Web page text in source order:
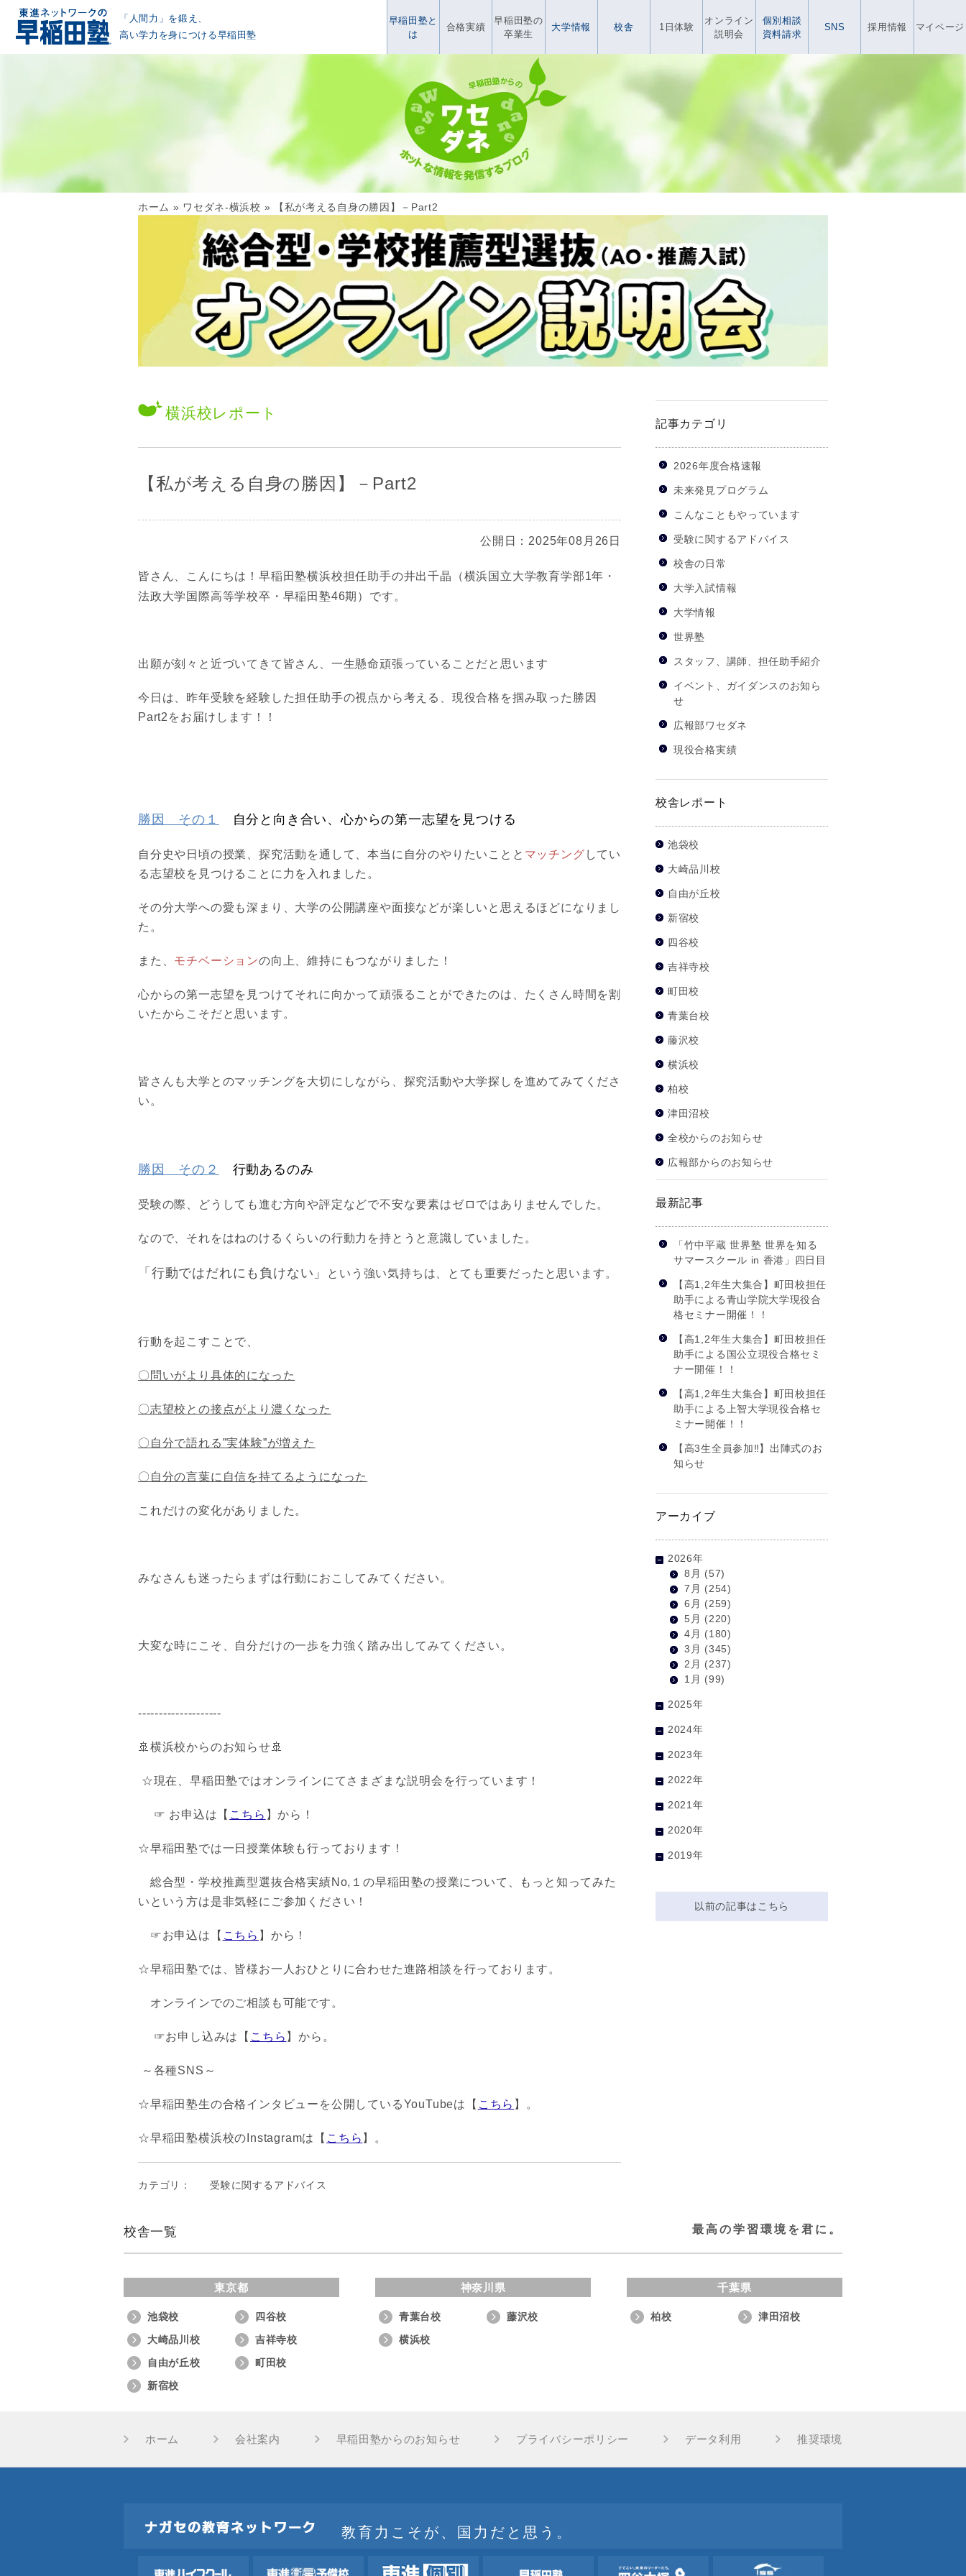
「人間力」を鍛え、
高い学力を身につける早稲田塾
早稲田塾と
は
合格実績
早稲田塾の
卒業生
大学情報 校舎 1日体験
オンライン
説明会
個別相談
資料請求
SNS 採用情報 マイページ
ホーム » ワセダネ-横浜校 » 【私が考える自身の勝因】－Part2
横浜校レポート
【私が考える自身の勝因】－Part2
公開日：2025年08月26日
皆さん、こんにちは！早稲田塾横浜校担任助手の井出千晶（横浜国立大学教育学部1年・
法政大学国際高等学校卒・早稲田塾46期）です。
出願が刻々と近づいてきて皆さん、一生懸命頑張っていることだと思います
今日は、昨年受験を経験した担任助手の視点から考える、現役合格を掴み取った勝因
Part2をお届けします！！
勝因 その１ 自分と向き 合い、心からの第一志望を見つける
自分史や日頃の授業、探究活動を通して、本当に自分のやりたいことと マッチング してい
る志望校を見つけることに力を入れました。
その分大学への愛も深まり、大学の公開講座や面接などが楽しいと思えるほどになりまし
た。
また、 モチベーションの向上、維持にもつながりました！
心からの第一志望を見つけてそれに向かって頑張ることができたのは、たくさん時間を割
いたからこそだと思います。
皆さんも大学とのマッチングを大切にしながら、探究活動や大学探しを進めてみてくださ
い。
勝因 その２ 行動あるのみ
受験の際、どうしても進む方向や評定などで不安な要素はゼロではありませんでした。
なので、それをはねのけるくらいの行動力を持とうと意識していました。
「行動ではだれにも負けない」 という強い気持ちは、とても重要だったと思います。
行動を起こすことで、
〇問いがより具体的になった
〇志望校との接点がより濃くなった
〇自分で語れる”実体験”が増えた
〇自分の言葉に自信を持てるようになった
これだけの変化がありました。
みなさんも迷ったらまずは行動におこしてみてください。
大変な時にこそ、自分だけの一歩を力強く踏み出してみてください。
--------------------
🚢横浜校からのお知らせ🚢
☆現在、早稲田塾ではオンラインにてさまざまな説明会を行っています！
☞ お申込は【 こちら 】から！
☆早稲田塾では一日授業体験も行っております！
総合型・学校推薦型選抜合格実績No,１の早稲田塾の授業について、もっと知ってみた
いという方は是非気軽にご参加ください！
☞お申込は【 こちら 】から！
☆早稲田塾では、皆様お一人おひとりに合わせた進路相談を行っております。
オンラインでのご相談も可能です。
☞お申し込みは【 こちら 】から。
～各種SNS～
☆早稲田塾生の合格インタビューを公開しているYouTubeは【 こちら 】。
☆早稲田塾横浜校のInstagramは【 こちら 】。
カテゴリ： 受験に関するアドバイス
記事カテゴリ
2026年度合格速報
未来発見プログラム
こんなこともやっています
受験に関するアドバイス
校舎の日常
大学入試情報
大学情報
世界塾
スタッフ、講師、担任助手紹介
イベント、ガイダンスのお知ら
せ
広報部ワセダネ
現役合格実績
校舎レポート
池袋校
大崎品川校
自由が丘校
新宿校
四谷校
吉祥寺校
町田校
青葉台校
藤沢校
横浜校
柏校
津田沼校
全校からのお知らせ
広報部からのお知らせ
最新記事
「竹中平蔵 世界塾 世界を知る
サマースクール in 香港」四日目
【高1,2年生大集合】町田校担任
助手による青山学院大学現役合
格セミナー開催！！
【高1,2年生大集合】町田校担任
助手による国公立現役合格セミ
ナー開催！！
【高1,2年生大集合】町田校担任
助手による上智大学現役合格セ
ミナー開催！！
【高3生全員参加‼】出陣式のお
知らせ
アーカイブ
2026年
8月 (57)
7月 (254)
6月 (259)
5月 (220)
4月 (180)
3月 (345)
2月 (237)
1月 (99)
2025年
2024年
2023年
2022年
2021年
2020年
2019年
以前の記事はこちら
校舎一覧 最高の学習環境を君に。
東京都
池袋校
四谷校
大崎品川校
吉祥寺校
自由が丘校
町田校
新宿校
神奈川県
青葉台校
藤沢校
横浜校
千葉県
柏校 津田沼校
ホーム 会社案内 早稲田塾からのお知らせ プライバシーポリシー データ利用 推奨環境
教育力こそが、国力だと思う。